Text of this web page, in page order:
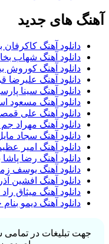
آهنگ های جدید
دانلود آهنگ کاکرفان
دانلود آهنگ شهاب
دانلود آهنگ کوروش
دانلود آهنگ علیرضا
دانلود آهنگ سینا
دانلود آهنگ مسعود
دانلود آهنگ علی
دانلود آهنگ مهراد
دانلود آهنگ سجاد
دانلود آهنگ امیر
دانلود آهنگ رضا پاشا
دانلود آهنگ یوسف
دانلود آهنگ افشین
دانلود آهنگ میثاق
دانلود آهنگ دیمو
جهت تبلیغات در